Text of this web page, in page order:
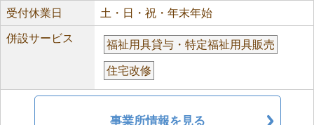
受付休業日 土・日・祝・年末年始
併設サービス
福祉用具貸与・特定福祉用具販売
住宅改修
事業所情報を見る